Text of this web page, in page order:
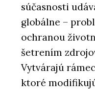
súčasnosti
globálne –
ochranou
šetrením
Vytvárajú
ktoré